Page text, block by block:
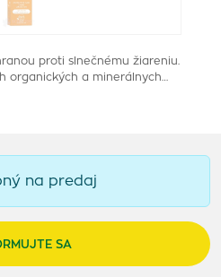
proti slnečnému žiareniu.
organických a minerálnych…
na predaj
SA